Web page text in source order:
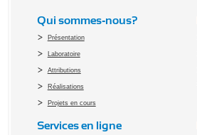
Qui sommes-nous?
Présentation
Laboratoire
Attributions
Réalisations
Projets en cours
Services en ligne